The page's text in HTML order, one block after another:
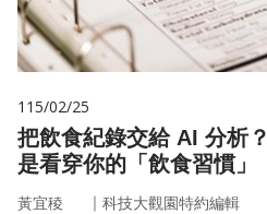
115/02/25
把飲食紀錄交給 AI 分析
是看穿你的「飲食習慣」
黃宜稜 ｜ 科技大觀園特約編輯